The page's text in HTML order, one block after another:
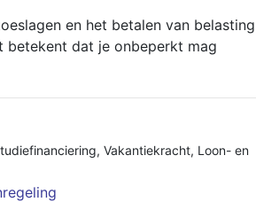
en het betalen van
betekent dat je onbeperkt mag
, Vakantiekracht, Loon- en